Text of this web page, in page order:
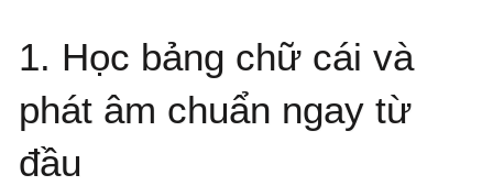
1. Học bảng chữ cái và
phát âm chuẩn ngay từ
đầu